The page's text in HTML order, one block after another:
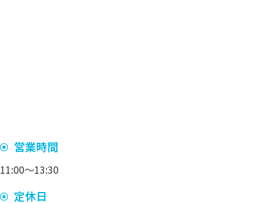
営業時間
11:00〜13:30
定休日